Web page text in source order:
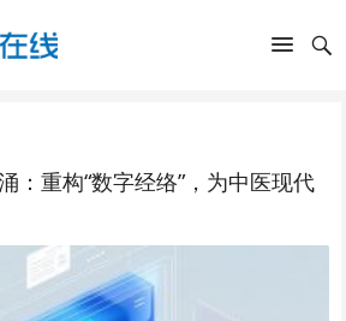
：重构“数字经络”，为中医现代